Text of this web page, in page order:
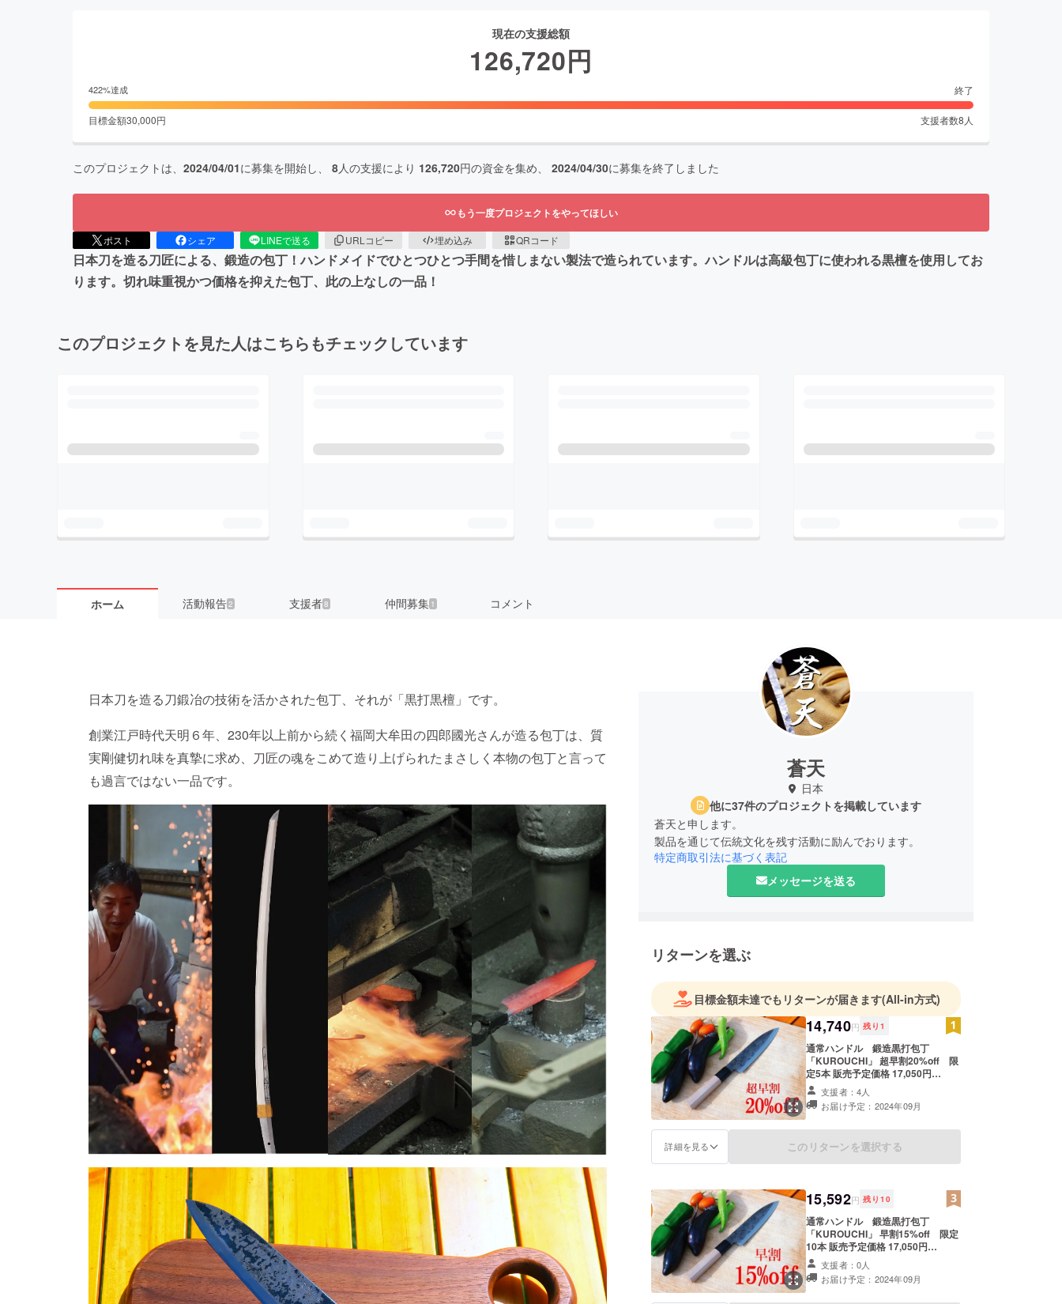
現在の支援総額
126,720円
422%達成 終了
目標金額30,000円 支援者数8 人
このプロジェクトは、 2024/04/01に募集を開始し、 8人の支援により 126,720円の資金を集め、 2024/04/30に募集を終了しました
もう一度プロジェクトをやってほしい
ポスト シェア LINEで送る URLコピー 埋め込み QRコード
日本刀を造る刀匠による、鍛造の包丁！ハンドメイドでひとつひとつ手間を惜しまない製法で造られています。ハンドルは高級包丁に使われる黒檀を使用してお
ります。切れ味重視かつ価格を抑えた包丁、此の上なしの一品！
このプロジェクトを見た人はこちらもチェックしています
ホーム 活動報告2 支援者8 仲間募集 1 コメント
日本刀を造る刀鍛冶の技術を活かされた包丁、それが「黒打黒檀」です。
創業江戸時代天明６年、230年以上前から続く福岡大牟田の四郎國光さんが造る包丁は、質
実剛健切れ味を真摯に求め、刀匠の魂をこめて造り上げられたまさしく本物の包丁と言って
も過言ではない一品です。
蒼天
日本
他に37件のプロジェクトを掲載しています
蒼天と申します。
特定商取引法に基づく表記
メッセージを送る
リターンを選ぶ
目標金額未達でもリターンが届きます(All-in方式)
14,740円 残り 1
通常ハンドル 鍛造黒打包丁
「KUROUCHI」 超早割20%off 限
定5本 販売予定価格 17,050円
→13,640円 送料1,100円 合計
14,740円（税込） 包丁サイズ：約
27×40×2ｃｍ 重さ：約180ｇ 包丁素
欅 製造元：株式会社四郎國光 販売
元：スカイパレード 生産国：日本
が向上した場合、正規販売価格が販
います。 ※デザイン・仕様は変更に
なる可能性もございます。ご了承く
ださい。 ※ご注文状況、使用部材の
供給状況、製造工程上の都合等によ
り出荷時期が遅れる場合がありま
す。
支援者：4人
お届け予定：2024年09月
詳細を見る このリターンを選択する
15,592円 残り 10
通常ハンドル 鍛造黒打包丁
「KUROUCHI」 早割15%off 限定
10本 販売予定価格 17,050円
→14,492円 送料1,100円 合計
15,592円（税込） 包丁サイズ：約
27×40×2ｃｍ 重さ：約180ｇ 包丁素
支援者：0人
お届け予定：2024年09月